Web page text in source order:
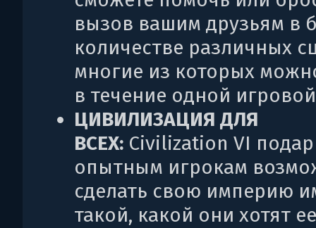
вызов вашим друзьям в
количестве различных
многие из которых
в течение одной
ЦИВИЛИЗАЦИЯ ДЛЯ
ВСЕХ: Civilization VI
опытным игрокам
сделать свою империю
такой, какой они хотят